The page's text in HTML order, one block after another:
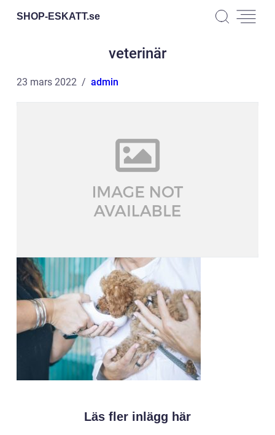
SHOP-ESKATT.se
veterinär
23 mars 2022 admin
Läs fler inlägg här